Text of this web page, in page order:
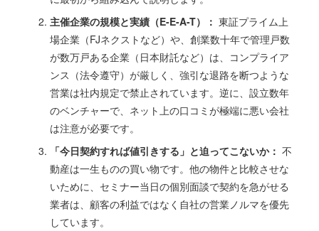
主催企業の規模と実績（E-E-A-T）： 東証プライム上
場企業（FJネクストなど）や、創業数十年で管理戸数
が数万戸ある企業（日本財託など）は、コンプライア
ンス（法令遵守）が厳しく、強引な退路を断つような
営業は社内規定で禁止されています。逆に、設立数年
のベンチャーで、ネット上の口コミが極端に悪い会社
は注意が必要です。
「今日契約すれば値引きする」と迫ってこないか： 不
動産は一生ものの買い物です。他の物件と比較させな
いために、セミナー当日の個別面談で契約を急がせる
業者は、顧客の利益ではなく自社の営業ノルマを優先
しています。